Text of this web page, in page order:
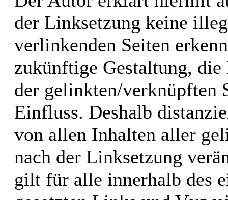
der Linksetzung keine
verlinkenden Seiten
zukünftige Gestaltung,
der gelinkten/verknüpften
Einfluss. Deshalb
von allen Inhalten aller
nach der Linksetzung
gilt für alle innerhalb des